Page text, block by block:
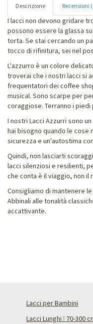
Descrizione Recensioni
I lacci non devono gridare
possono essere la glassa
torta. Se stai cercando un
tocco di rifinitura, sei nel
L'azzurro è un colore
troverai che i nostri lacci si
frequentatori dei coffee
musical. Sono scarpe per
coraggiose. Terranno i
I nostri Lacci Azzurri sono
hai bisogno quando le cose
sicurezza e un'autostima
Quindi, non lasciarti
lacci silenziosi e resilienti,
che conta è il viaggio, non il
Consigliamo di mantenere
Abbinali alle tonalità
accattivante.
Lacci per Bambini
Lacci Lunghi ǀ 70-300